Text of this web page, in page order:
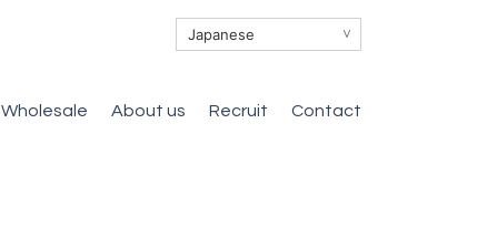
∨
Wholesale About us Recruit Contact